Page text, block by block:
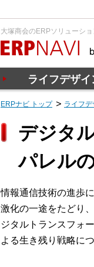
大塚商会のERPソリューシ
ライフデザイ
ERPナビ トップ ライフ
デジタ
パレル
情報通信技術の進歩
激化の一途をたどり
ジタルトランスフォ
よる生き残り戦略に